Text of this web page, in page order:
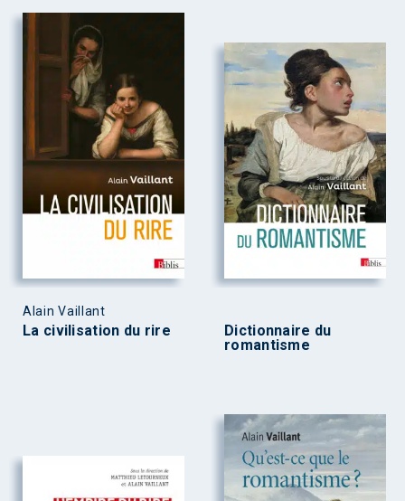
Alain Vaillant
La civilisation du rire
Dictionnaire du
romantisme